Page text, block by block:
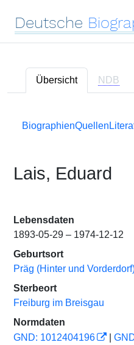
Deutsche
Übersicht NDB
BiographienQuellen
Lais, Eduard
Lebensdaten
1893-05-29 – 1974-12-12
Geburtsort
Präg (Hinter und
Sterbeort
Freiburg im Breisgau
Normdaten
GND: 1012404196